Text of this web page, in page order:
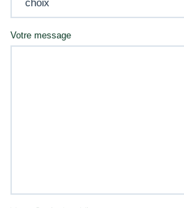
Votre message